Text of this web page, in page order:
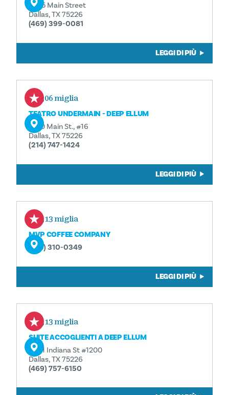
3025 Main Street
Dallas, TX 75226
(469) 399-0081
LEGGI DI PIÙ
0,06 miglia
TEATRO UNDERMAIN - DEEP ELLUM
3100 Main St., #16
Dallas, TX 75226
(214) 747-1424
LEGGI DI PIÙ
0,13 miglia
MVP COFFEE COMPANY
(214) 310-0349
LEGGI DI PIÙ
0,13 miglia
SUITE ACCOGLIENTI A DEEP ELLUM
2901 Indiana St #1200
Dallas, TX 75226
(469) 757-6150